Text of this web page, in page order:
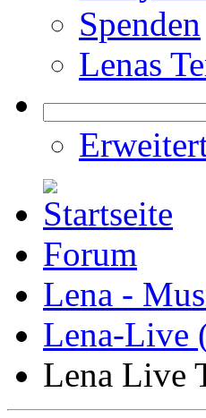
Spenden
Lenas
Forum
Lena -
Lena-Live
Lena Live